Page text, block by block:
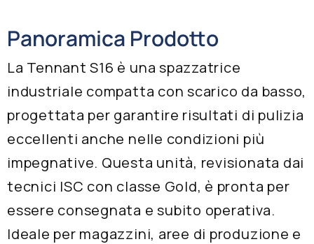
Panoramica Prodotto
La Tennant S16 è una spazzatrice
industriale compatta con scarico da basso,
progettata per garantire risultati di pulizia
eccellenti anche nelle condizioni più
impegnative. Questa unità, revisionata dai
tecnici ISC con classe Gold, è pronta per
essere consegnata e subito operativa.
Ideale per magazzini, aree di produzione e